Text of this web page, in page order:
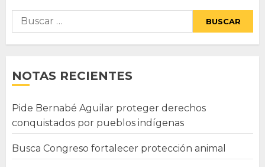
Buscar:
NOTAS RECIENTES
Pide Bernabé Aguilar proteger derechos
conquistados por pueblos indígenas
Busca Congreso fortalecer protección animal